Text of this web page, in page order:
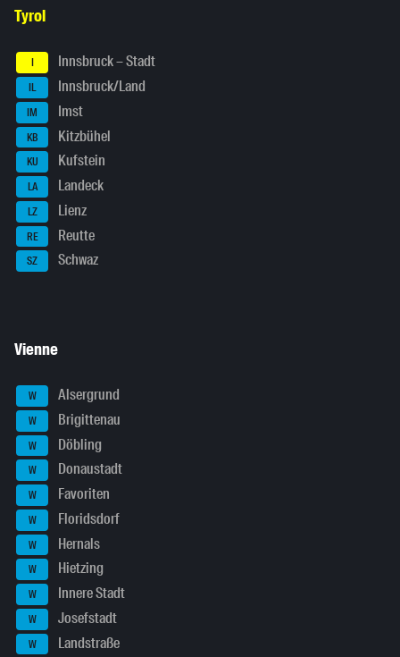
Tyrol
I Innsbruck – Stadt
IL Innsbruck/Land
IM Imst
KB Kitzbühel
KU Kufstein
LA Landeck
LZ Lienz
RE Reutte
SZ Schwaz
Vienne
W Alsergrund
W Brigittenau
W Döbling
W Donaustadt
W Favoriten
W Floridsdorf
W Hernals
W Hietzing
W Innere Stadt
W Josefstadt
W Landstraße